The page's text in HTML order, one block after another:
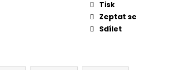
Tisk
Zeptat se
Sdílet